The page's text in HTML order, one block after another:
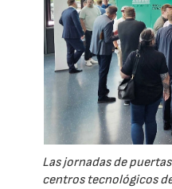
Las jornadas de
centros tecnológicos